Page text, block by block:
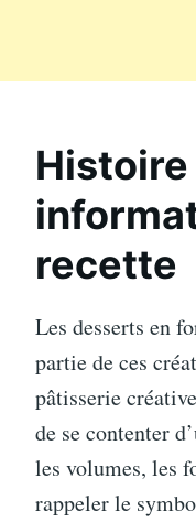
recette
Les desserts en
partie de ces
pâtisserie
de se contenter
les volumes, les
rappeler le